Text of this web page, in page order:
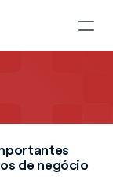
de negócio